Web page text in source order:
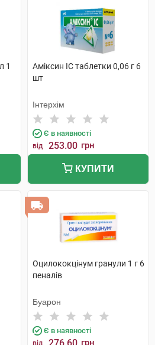
1
Аміксин IC таблетки 0,06 г 6
шт
Інтерхім
Є в наявності
від 253.00 грн
КУПИТИ
Оцилококцінум гранули 1 г 6
пеналів
Буарон
Є в наявності
від грн